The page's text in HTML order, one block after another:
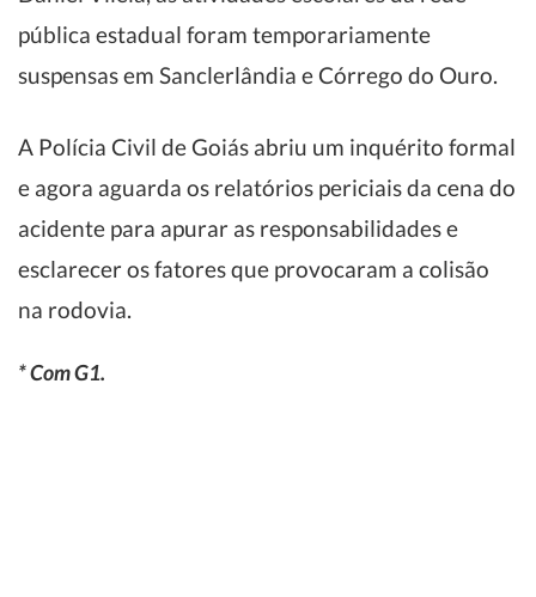
pública estadual foram temporariamente
suspensas em Sanclerlândia e Córrego do Ouro.
A Polícia Civil de Goiás abriu um inquérito formal
e agora aguarda os relatórios periciais da cena do
acidente para apurar as responsabilidades e
esclarecer os fatores que provocaram a colisão
na rodovia.
* Com G1.